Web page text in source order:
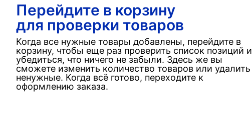
Перейдите в корзину
для проверки товаров
Когда все нужные товары добавлены, перейдите в
корзину, чтобы еще раз проверить список позиций и
убедиться, что ничего не забыли. Здесь же вы
сможете изменить количество товаров или удалить
ненужные. Когда всё готово, переходите к
оформлению заказа.